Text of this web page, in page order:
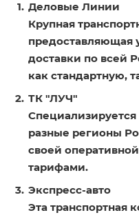
Деловые Линии
Крупная
предоставляющая
доставки по всей
как стандартную,
ТК "ЛУЧ"
Специализируется
разные регионы
своей
тарифами.
Экспресс-авто
Эта транспортная